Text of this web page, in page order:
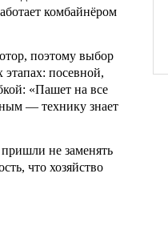
комбайнёром
поэтому выбор
этапах: посевной,
«Пашет на все
— технику знает
не заменять
что хозяйство